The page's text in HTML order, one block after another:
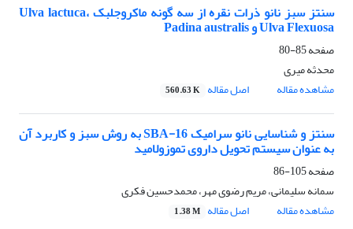
سنتز سبز نانو ذرات نقره از سه گونه ماکروجلبک Ulva lactuca،
Ulva Flexuosa و Padina australis
صفحه85-80
محدثه میری
مشاهده مقاله
اصل مقاله 560.63 K
سنتز و شناسایی نانو سرامیک SBA-16 به روش سبز و کاربرد آن
به عنوان سیستم تحویل داروی تموزولامید
صفحه105-86
سمانه سلیمانی، مریم رضوی مهر، محمدحسین فکری
مشاهده مقاله
اصل مقاله 1.38 M